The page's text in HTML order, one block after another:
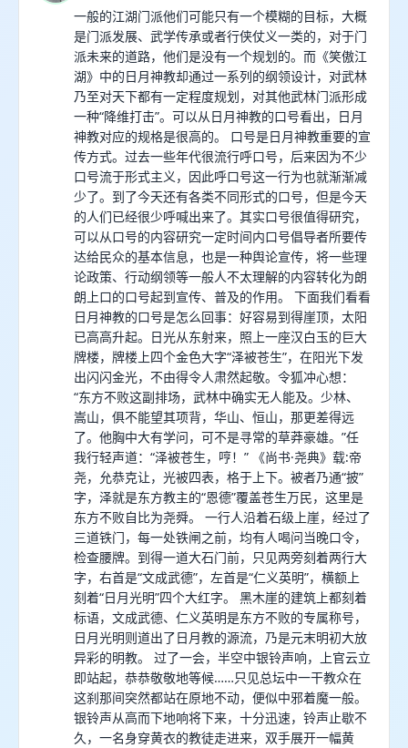
一般的江湖门派他们可能只有一个模糊的目标，大概
是门派发展、武学传承或者行侠仗义一类的，对于门
派未来的道路，他们是没有一个规划的。而《笑傲江
湖》中的日月神教却通过一系列的纲领设计，对武林
乃至对天下都有一定程度规划，对其他武林门派形成
一种“降维打击”。可以从日月神教的口号看出，日月
神教对应的规格是很高的。 口号是日月神教重要的宣
传方式。过去一些年代很流行呼口号，后来因为不少
口号流于形式主义，因此呼口号这一行为也就渐渐减
少了。到了今天还有各类不同形式的口号，但是今天
的人们已经很少呼喊出来了。其实口号很值得研究，
可以从口号的内容研究一定时间内口号倡导者所要传
达给民众的基本信息，也是一种舆论宣传，将一些理
论政策、行动纲领等一般人不太理解的内容转化为朗
朗上口的口号起到宣传、普及的作用。 下面我们看看
日月神教的口号是怎么回事：好容易到得崖顶，太阳
已高高升起。日光从东射来，照上一座汉白玉的巨大
牌楼，牌楼上四个金色大字“泽被苍生”，在阳光下发
出闪闪金光，不由得令人肃然起敬。令狐冲心想：
“东方不败这副排场，武林中确实无人能及。少林、
嵩山，俱不能望其项背，华山、恒山，那更差得远
了。他胸中大有学问，可不是寻常的草莽豪雄。”任
我行轻声道：“泽被苍生，哼！” 《尚书·尧典》载:帝
尧，允恭克让，光被四表，格于上下。被者乃通“披”
字，泽就是东方教主的“恩德”覆盖苍生万民，这里是
东方不败自比为尧舜。 一行人沿着石级上崖，经过了
三道铁门，每一处铁闸之前，均有人喝问当晚口令，
检查腰牌。到得一道大石门前，只见两旁刻着两行大
字，右首是“文成武德”，左首是“仁义英明”，横额上
刻着“日月光明”四个大红字。 黑木崖的建筑上都刻着
标语，文成武德、仁义英明是东方不败的专属称号，
日月光明则道出了日月教的源流，乃是元末明初大放
异彩的明教。 过了一会，半空中银铃声响，上官云立
即站起，恭恭敬敬地等候……只见总坛中一干教众在
这刹那间突然都站在原地不动，便似中邪着魔一般。
银铃声从高而下地响将下来，十分迅速，铃声止歇不
久，一名身穿黄衣的教徒走进来，双手展开一幅黄